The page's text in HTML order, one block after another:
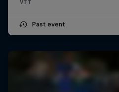
VTT
Past event